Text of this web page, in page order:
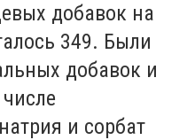
добавок на
349. Были
добавок и
и сорбат